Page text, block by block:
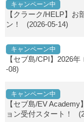
キャンペーン中
【クラーク/HELP】
ン！
(2026-05-14)
キャンペーン中
【セブ島/CPI】2026
-08)
キャンペーン中
【セブ島/EV
ョン受付スタート！